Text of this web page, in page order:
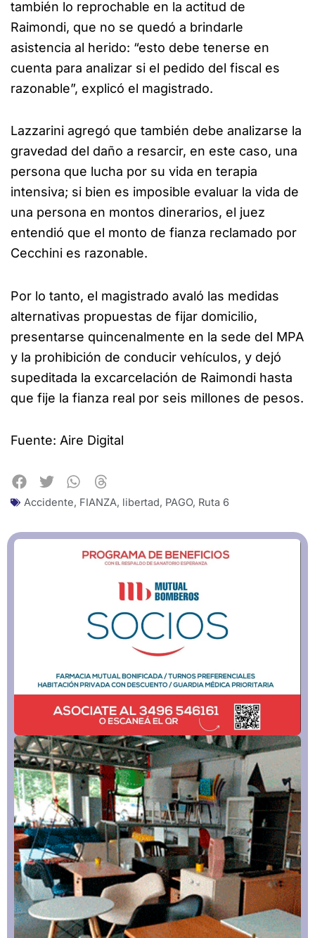
también lo reprochable en la actitud de
Raimondi, que no se quedó a brindarle
asistencia al herido: “esto debe tenerse en
cuenta para analizar si el pedido del fiscal es
razonable”, explicó el magistrado.
Lazzarini agregó que también debe analizarse la
gravedad del daño a resarcir, en este caso, una
persona que lucha por su vida en terapia
intensiva; si bien es imposible evaluar la vida de
una persona en montos dinerarios, el juez
entendió que el monto de fianza reclamado por
Cecchini es razonable.
Por lo tanto, el magistrado avaló las medidas
alternativas propuestas de fijar domicilio,
presentarse quincenalmente en la sede del MPA
y la prohibición de conducir vehículos, y dejó
supeditada la excarcelación de Raimondi hasta
que fije la fianza real por seis millones de pesos.
Fuente: Aire Digital
Accidente, FIANZA, libertad, PAGO, Ruta 6